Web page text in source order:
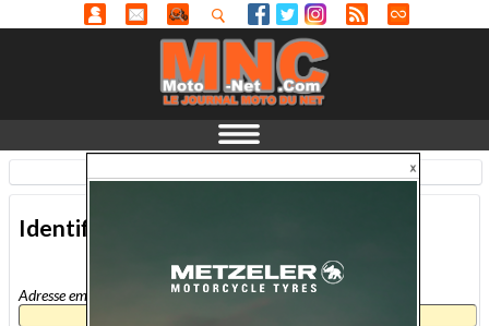
Identification
Adresse email